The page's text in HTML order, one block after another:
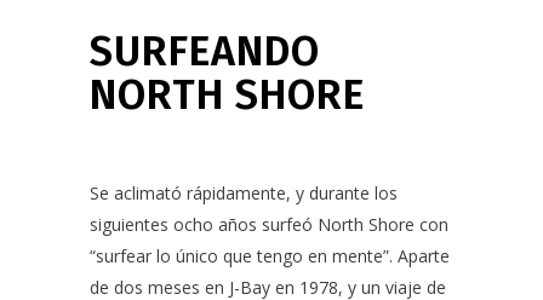
SURFEANDO
NORTH SHORE
Se aclimató rápidamente, y durante los
siguientes ocho años surfeó North Shore con
“surfear lo único que tengo en mente”. Aparte
de dos meses en J-Bay en 1978, y un viaje de